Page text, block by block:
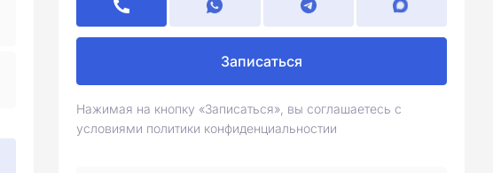
Записаться
Нажимая на кнопку «Записаться», вы соглашаетесь с
условиями политики конфиденциальностии